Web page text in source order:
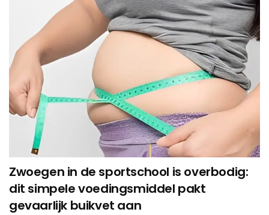
Zwoegen in de sportschool is overbodig:
dit simpele voedingsmiddel pakt
gevaarlijk buikvet aan